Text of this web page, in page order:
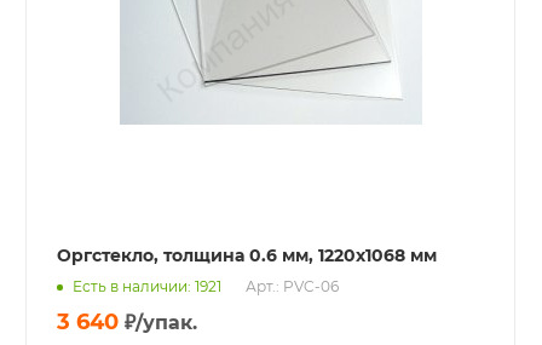
Оргстекло, толщина 0.6 мм, 1220x1068 мм
Есть в наличии: 1921 Арт.: PVC-06
3 640 ₽/упак.